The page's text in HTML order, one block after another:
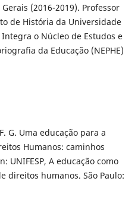
(2016-2019). Professor
de História da Universidade
o Núcleo de Estudos e
da Educação (NEPHE)
G. Uma educação para a
Humanos: caminhos
UNIFESP, A educação como
direitos humanos. São Paulo: